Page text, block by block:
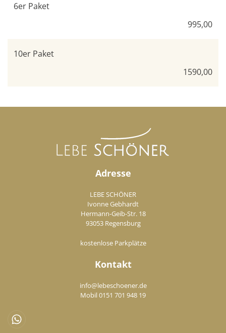
6er Paket
995,00
10er Paket
1590,00
Adresse
LEBE SCHÖNER
Ivonne Gebhardt
Hermann-Geib-Str. 18
93053 Regensburg
kostenlose Parkplätze
Kontakt
info@lebeschoener.de
Mobil0151 701 948 19